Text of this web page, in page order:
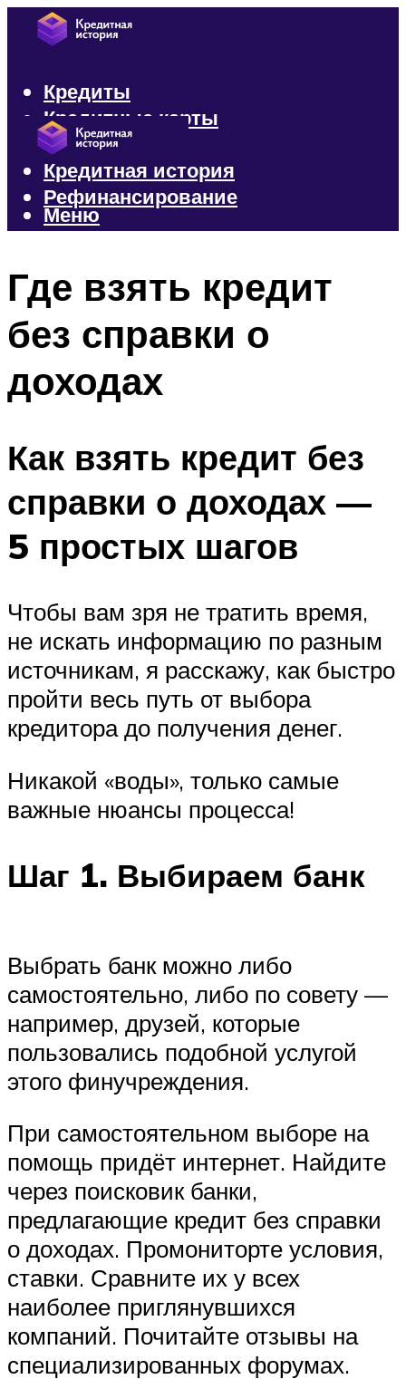
Кредиты
Кредитные карты
Микрозаймы
Кредитная история
Рефинансирование
Меню
Где взять кредит
без справки о
доходах
Как взять кредит без
справки о доходах —
5 простых шагов
Чтобы вам зря не тратить время,
не искать информацию по разным
источникам, я расскажу, как быстро
пройти весь путь от выбора
кредитора до получения денег.
Никакой «воды», только самые
важные нюансы процесса!
Шаг 1. Выбираем банк
Выбрать банк можно либо
самостоятельно, либо по совету —
например, друзей, которые
пользовались подобной услугой
этого финучреждения.
При самостоятельном выборе на
помощь придёт интернет. Найдите
через поисковик банки,
предлагающие кредит без справки
о доходах. Промониторте условия,
ставки. Сравните их у всех
наиболее приглянувшихся
компаний. Почитайте отзывы на
специализированных форумах.